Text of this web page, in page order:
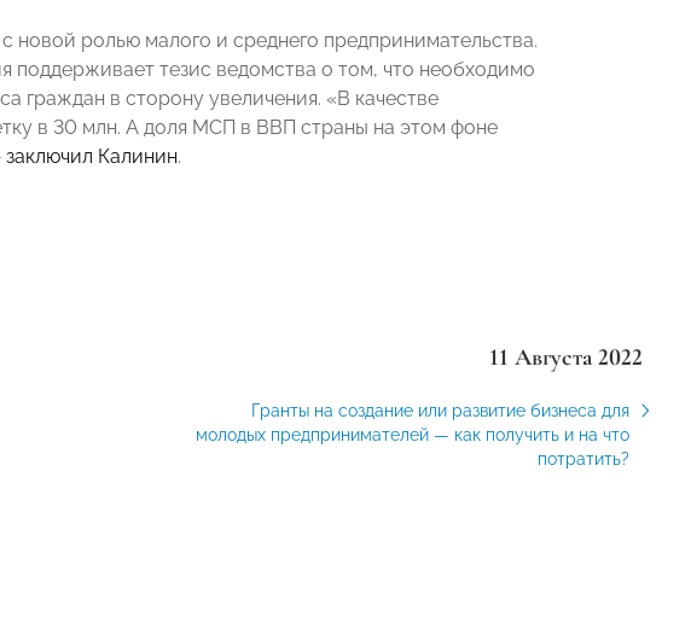
ролью малого и среднего предпринимательства.
поддерживает тезис ведомства о том, что необходимо
граждан в сторону увеличения. «В качестве
в 30 млн. А доля МСП в ВВП страны на этом фоне
Калинин.
11 Августа 2022
Гранты на создание или развитие бизнеса для
молодых предпринимателей — как получить и на что
потратить?